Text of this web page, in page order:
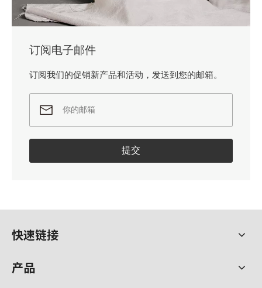
订阅电子邮件
订阅我们的促销新产品和活动，发送到您的邮箱。
提交
快速链接
产品